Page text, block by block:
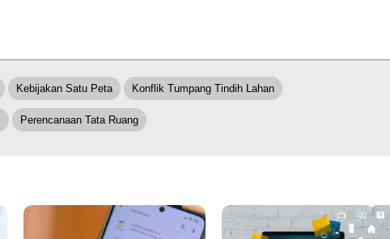
Kebijakan Satu Peta Konflik Tumpang Tindih Lahan
Perencanaan Tata Ruang